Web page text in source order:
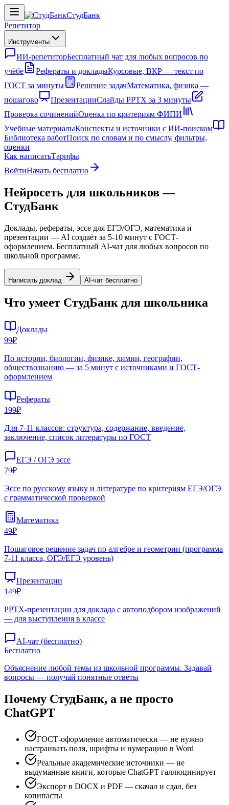
СтудБанк
Репетитор
Инструменты
ИИ-репетиторБесплатный чат для любых вопросов по
учёбе
Рефераты и докладыКурсовые, ВКР — текст по
ГОСТ за минуты
Решение задачМатематика, физика —
пошагово
ПрезентацииСлайды PPTX за 3 минуты
Проверка сочиненийОценка по критериям ФИПИ
Учебные материалыКонспекты и источники с ИИ-поиском
Библиотека работПоиск по словам и по смыслу, фильтры,
оценки
Как написатьТарифы
ВойтиНачать бесплатно
Нейросеть для школьников —
СтудБанк
Доклады, рефераты, эссе для ЕГЭ/ОГЭ, математика и
презентации — AI создаёт за 5-10 минут с ГОСТ-
оформлением. Бесплатный AI-чат для любых вопросов по
школьной программе.
Написать доклад AI-чат бесплатно
Что умеет СтудБанк для школьника
Доклады
99₽
По истории, биологии, физике, химии, географии,
обществознанию — за 5 минут с источниками и ГОСТ-
оформлением
Рефераты
199₽
Для 7-11 классов: структура, содержание, введение,
заключение, список литературы по ГОСТ
ЕГЭ / ОГЭ эссе
79₽
Эссе по русскому языку и литературе по критериям ЕГЭ/ОГЭ
с грамматической проверкой
Математика
49₽
Пошаговое решение задач по алгебре и геометрии (программа
7-11 класса, ОГЭ/ЕГЭ уровень)
Презентации
149₽
PPTX-презентации для доклада с автоподбором изображений
— для выступления в классе
AI-чат (бесплатно)
Бесплатно
Объяснение любой темы из школьной программы. Задавай
вопросы — получай понятные ответы
Почему СтудБанк, а не просто
ChatGPT
ГОСТ-оформление автоматически — не нужно
настраивать поля, шрифты и нумерацию в Word
Реальные академические источники — не
выдуманные книги, которые ChatGPT галлюцинирует
Экспорт в DOCX и PDF — скачал и сдал, без
копипасты